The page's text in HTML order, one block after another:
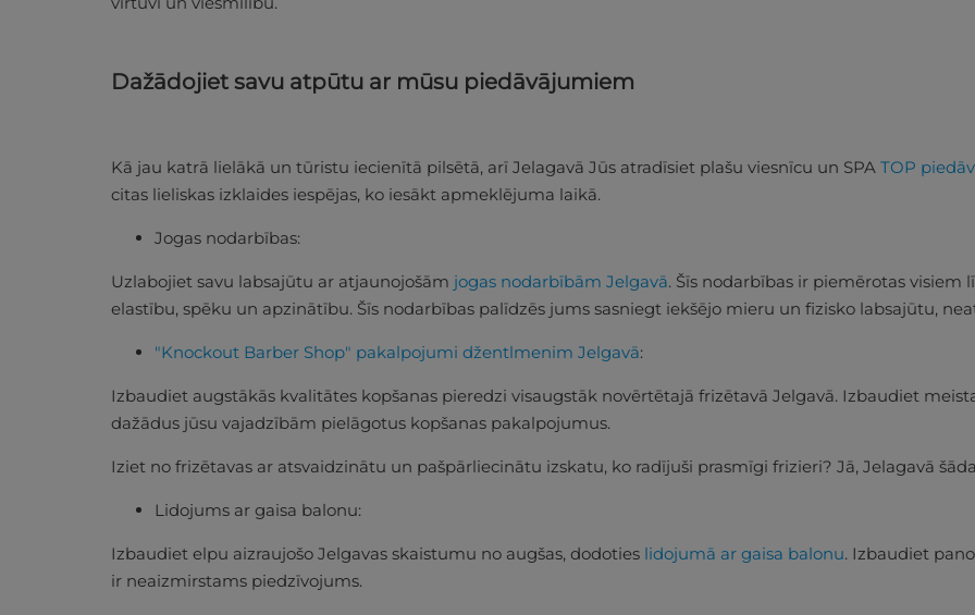
Dažādojiet savu atpūtu ar mūsu piedāvājumiem
Kā jau katrā lielākā un tūristu iecienītā pilsētā, arī Jelagavā Jūs atradīsiet plašu viesnīcu un SPA TOP
citas lieliskas izklaides iespējas, ko iesākt apmeklējuma laikā.
Jogas nodarbības:
Uzlabojiet savu labsajūtu ar atjaunojošām jogas nodarbībām Jelgavā. Šīs nodarbības ir piemērotas
elastību, spēku un apzinātību. Šīs nodarbības palīdzēs jums sasniegt iekšējo mieru un fizisko labsajūtu,
"Knockout Barber Shop" pakalpojumi džentlmenim Jelgavā:
Izbaudiet augstākās kvalitātes kopšanas pieredzi visaugstāk novērtētajā frizētavā Jelgavā. Izbaudiet
dažādus jūsu vajadzībām pielāgotus kopšanas pakalpojumus.
Iziet no frizētavas ar atsvaidzinātu un pašpārliecinātu izskatu, ko radījuši prasmīgi frizieri? Jā, Jelagavā
Lidojums ar gaisa balonu:
Izbaudiet elpu aizraujošo Jelgavas skaistumu no augšas, dodoties lidojumā ar gaisa balonu. Izbaudiet
ir neaizmirstams piedzīvojums.